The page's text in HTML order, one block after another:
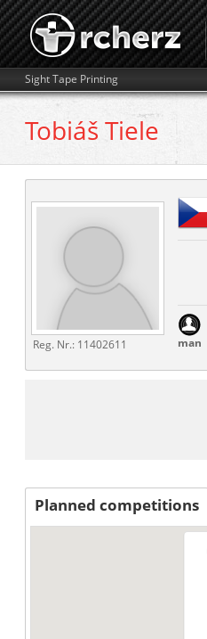
Sight Tape Printing
Tobiáš Tiele
Reg. Nr.: 11402611 man
Planned competitions